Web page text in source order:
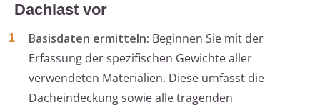
Dachlast vor
Basisdaten ermitteln: Beginnen Sie mit der
Erfassung der spezifischen Gewichte aller
verwendeten Materialien. Diese umfasst die
Dacheindeckung sowie alle tragenden